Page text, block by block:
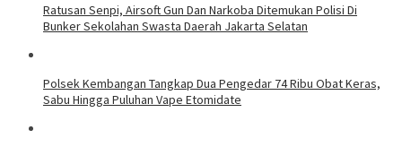
Ratusan Senpi, Airsoft Gun Dan Narkoba Ditemukan Polisi Di
Bunker Sekolahan Swasta Daerah Jakarta Selatan
Polsek Kembangan Tangkap Dua Pengedar 74 Ribu Obat Keras,
Sabu Hingga Puluhan Vape Etomidate